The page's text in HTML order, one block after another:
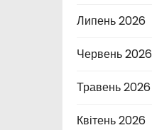
Липень 2026
Червень 2026
Травень 2026
Квітень 2026